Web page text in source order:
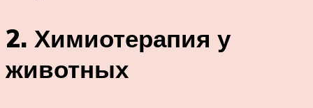
2. Химиотерапия у
животных